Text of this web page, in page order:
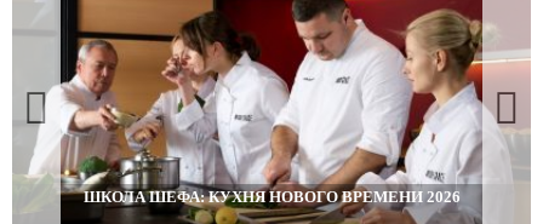
ШКОЛА ШЕФА: КУХНЯ НОВОГО ВРЕМЕНИ 2026